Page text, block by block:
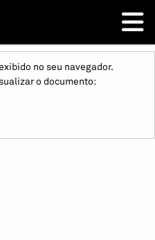
no seu navegador.
o documento: